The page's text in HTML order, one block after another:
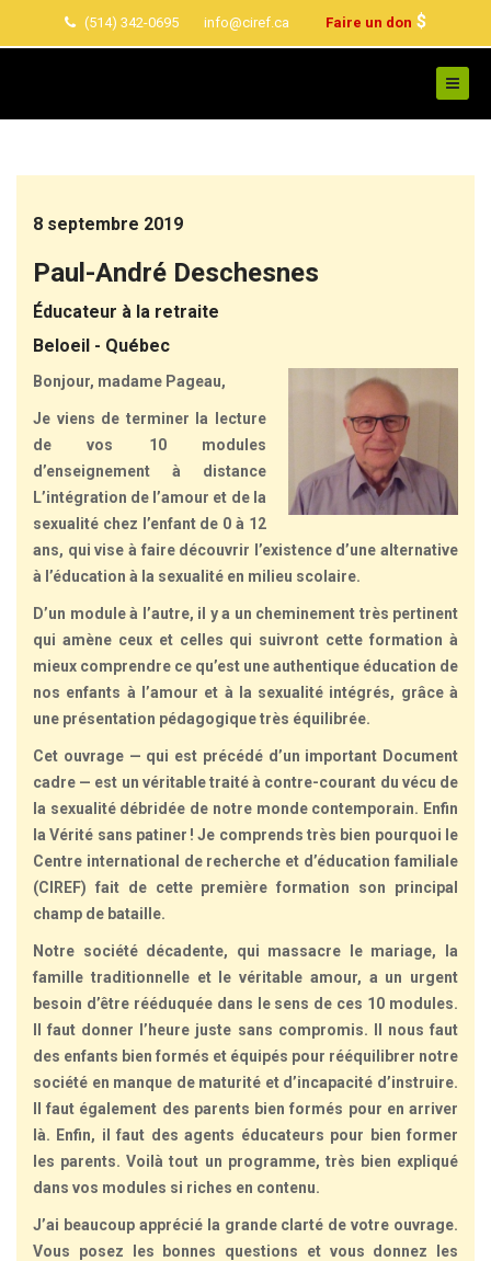
(514) 342-0695 info@ciref.ca Faire un don $
8 septembre 2019
Paul-André Deschesnes
Éducateur à la retraite
Beloeil - Québec
Bonjour, madame Pageau,
Je viens de terminer la lecture
de vos 10 modules
d’enseignement à distance
L’intégration de l’amour et de la
sexualité chez l’enfant de 0 à 12
ans, qui vise à faire découvrir l’existence d’une alternative
à l’éducation à la sexualité en milieu scolaire.
D’un module à l’autre, il y a un cheminement très pertinent
qui amène ceux et celles qui suivront cette formation à
mieux comprendre ce qu’est une authentique éducation de
nos enfants à l’amour et à la sexualité intégrés, grâce à
une présentation pédagogique très équilibrée.
Cet ouvrage — qui est précédé d’un important Document
cadre — est un véritable traité à contre-courant du vécu de
la sexualité débridée de notre monde contemporain. Enfin
la Vérité sans patiner ! Je comprends très bien pourquoi le
Centre international de recherche et d’éducation familiale
(CIREF) fait de cette première formation son principal
champ de bataille.
Notre société décadente, qui massacre le mariage, la
famille traditionnelle et le véritable amour, a un urgent
besoin d’être rééduquée dans le sens de ces 10 modules.
Il faut donner l’heure juste sans compromis. Il nous faut
des enfants bien formés et équipés pour rééquilibrer notre
société en manque de maturité et d’incapacité d’instruire.
Il faut également des parents bien formés pour en arriver
là. Enfin, il faut des agents éducateurs pour bien former
les parents. Voilà tout un programme, très bien expliqué
dans vos modules si riches en contenu.
J’ai beaucoup apprécié la grande clarté de votre ouvrage.
Vous posez les bonnes questions et vous donnez les